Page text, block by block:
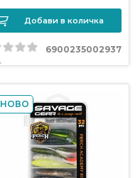
Добави в количка
6900235002937
НОВО